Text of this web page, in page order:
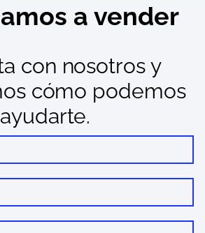
a vender
con nosotros y
cómo podemos
ayudarte.